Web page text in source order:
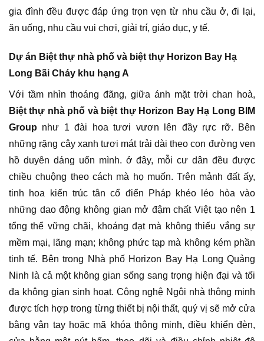
gia đình đều được đáp ứng trọn vẹn từ nhu cầu ở, đi lại,
ăn uống, nhu cầu vui chơi, giải trí, giáo dục, y tế.
Dự án Biệt thự nhà phố và biệt thự Horizon Bay Hạ
Long Bãi Cháy khu hạng A
Với tầm nhìn thoáng đãng, giữa ánh mặt trời chan hoà,
Biệt thự nhà phố và biệt thự Horizon Bay Hạ Long BIM
Group như 1 đài hoa tươi vươn lên đầy rực rỡ. Bên
những rặng cây xanh tươi mát trải dài theo con đường ven
hồ duyên dáng uốn mình. ở đây, mỗi cư dân đều được
chiều chuộng theo cách mà họ muốn. Trên mảnh đất ấy,
tinh hoa kiến trúc tân cổ điển Pháp khéo léo hòa vào
những dao động không gian mở đậm chất Việt tạo nên 1
tổng thể vững chãi, khoáng đạt mà không thiếu vắng sự
mềm mại, lãng mạn; không phức tạp mà không kém phần
tinh tế. Bên trong Nhà phố Horizon Bay Hạ Long Quảng
Ninh là cả một không gian sống sang trọng hiện đại và tối
đa không gian sinh hoạt. Công nghệ Ngôi nhà thông minh
được tích hợp trong từng thiết bị nội thất, quý vị sẽ mở cửa
bằng vân tay hoặc mã khóa thông minh, điều khiển đèn,